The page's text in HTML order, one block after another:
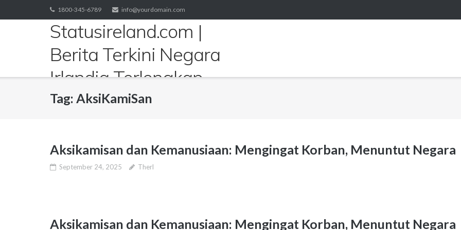
to
1800-345-6789 info@yourdomain.com
Statusireland.com |
Berita Terkini Negara
Irlandia Terlengkap
Tag: AksiKamiSan
Aksikamisan dan Kemanusiaan: Mengingat Korban, Menuntut Negara
September 24, 2025 Therl
Aksikamisan dan Kemanusiaan: Mengingat Korban, Menuntut Negara